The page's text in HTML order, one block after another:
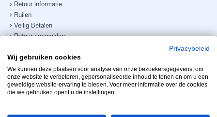
Retour informatie
Ruilen
Veilig Betalen
Retour aanmelden
Site map
Telefoonnummer:+31238882885
Mijn account
Privacybeleid
Wij gebruiken cookies
We kunnen deze plaatsen voor analyse van onze bezoekersgegevens, om
onze website te verbeteren, gepersonaliseerde inhoud te tonen en om u een
geweldige website-ervaring te bieden. Voor meer informatie over de cookies
die we gebruiken opent u de instellingen.